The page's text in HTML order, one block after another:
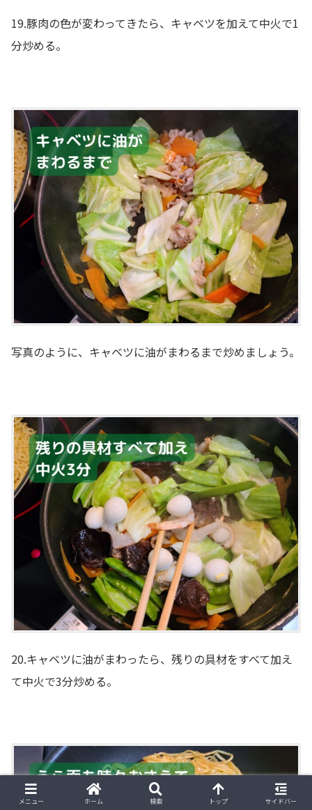
19.豚肉の色が変わってきたら、キャベツを加えて中火で1
分炒める。
写真のように、キャベツに油がまわるまで炒めましょう。
20.キャベツに油がまわったら、残りの具材をすべて加え
て中火で3分炒める。
メニュー ホーム 検索 トップ サイドバー